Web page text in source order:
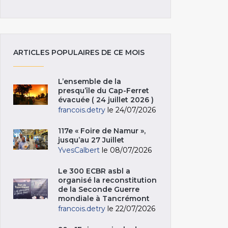
ARTICLES POPULAIRES DE CE MOIS
L’ensemble de la
presqu’île du Cap-Ferret
évacuée ( 24 juillet 2026 )
francois.detry le 24/07/2026
117e « Foire de Namur »,
jusqu’au 27 Juillet
YvesCalbert le 08/07/2026
Le 300 ECBR asbl a
organisé la reconstitution
de la Seconde Guerre
mondiale à Tancrémont
francois.detry le 22/07/2026